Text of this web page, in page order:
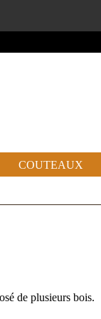
COUTEAUX
de plusieurs bois.